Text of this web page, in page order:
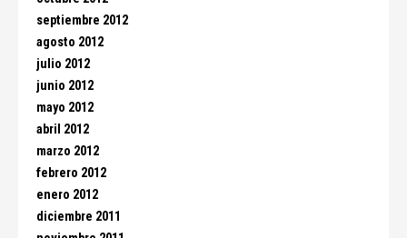
septiembre 2012
agosto 2012
julio 2012
junio 2012
mayo 2012
abril 2012
marzo 2012
febrero 2012
enero 2012
diciembre 2011